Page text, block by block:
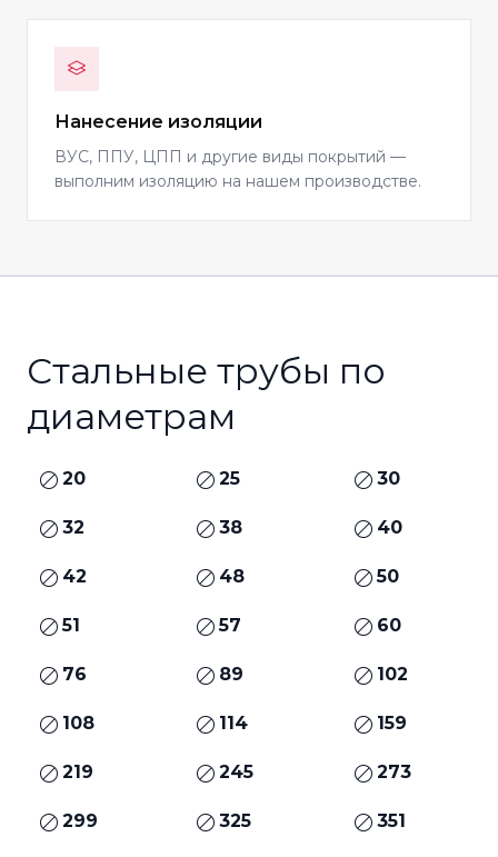
Нанесение изоляции
ВУС, ППУ, ЦПП и другие виды покрытий —
выполним изоляцию на нашем производстве.
Стальные трубы по
диаметрам
20 25 30
32 38 40
42 48 50
51 57 60
76 89 102
108 114 159
219 245 273
299 325 351